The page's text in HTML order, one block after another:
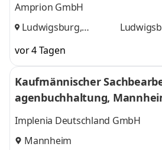
Amprion GmbH
Ludwigsburg,
vor 4 Tagen
Kaufmännischer
agenbuchhaltung,
Implenia Deutschland GmbH
Mannheim